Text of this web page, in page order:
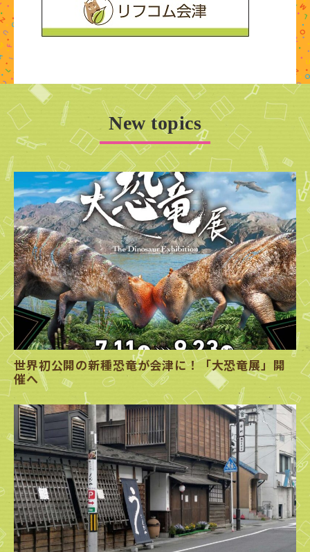
New topics
世界初公開の新種恐竜が会津に！「大恐竜展」開
催へ